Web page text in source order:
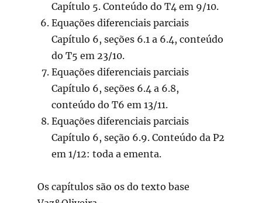
Capítulo 5. Conteúdo do T4 em 9/10.
Equações diferenciais parciais
Capítulo 6, seções 6.1 a 6.4, conteúdo
do T5 em 23/10.
Equações diferenciais parciais
Capítulo 6, seções 6.4 a 6.8,
conteúdo do T6 em 13/11.
Equações diferenciais parciais
Capítulo 6, seção 6.9. Conteúdo da P2
em 1/12: toda a ementa.
Os capítulos são os do texto base